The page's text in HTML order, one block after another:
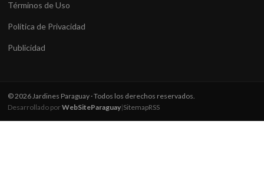
Términos de Uso
Política de Privacidad
Publicidad
© 2026 Jardines Paraguay · Todos los derechos reservados.
Desarrollado porWebSiteParaguay|SitemapRSS